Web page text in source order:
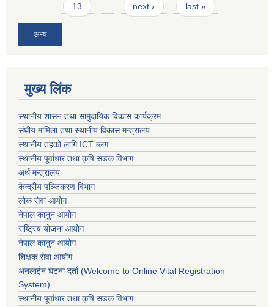
13 next › last »
अन्य
मुख्य लिंक
स्थानीय शासन तथा सामुदायिक विकास कार्यक्रम
संघीय मामिला तथा स्थानीय विकास मन्त्रालय
स्थानीय तहको लागि ICT ब्लग
स्थानीय पूर्वाधार तथा कृषि सडक विभाग
अर्थ मन्त्रालय
केन्द्रीय पञ्जिकरण विभाग
लोक सेवा आयोग
नेपाल कानुन आयोग
राष्ट्रिय योजना आयोग
नेपाल कानुन आयोग
शिक्षक सेवा आयोग
अनलाईन घटना दर्ता (Welcome to Online Vital Registration
System)
स्थानीय पूर्वाधार तथा कृषि सडक विभाग